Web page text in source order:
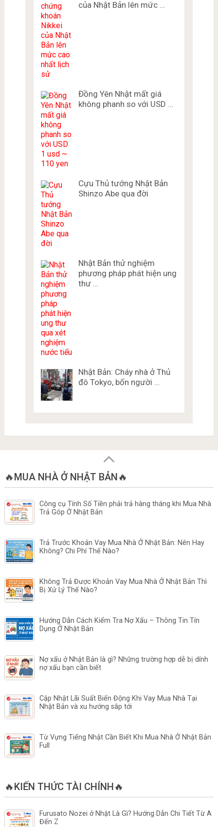
của Nhật Bản lên mức …
Đồng Yên Nhật mất giá
không phanh so với USD …
Cựu Thủ tướng Nhật Bản
Shinzo Abe qua đời
Nhật Bản thử nghiệm
phương pháp phát hiện ung
thư …
Nhật Bản: Cháy nhà ở Thủ
đô Tokyo, bốn người …
🔥MUA NHÀ Ở NHẬT BẢN🔥
Công cụ Tính Số Tiền phải trả hàng tháng khi Mua Nhà
Trả Góp Ở Nhật Bản
Trả Trước Khoản Vay Mua Nhà Ở Nhật Bản: Nên Hay
Không? Chi Phí Thế Nào?
Không Trả Được Khoản Vay Mua Nhà Ở Nhật Bản Thì
Bị Xử Lý Thế Nào?
Hướng Dẫn Cách Kiểm Tra Nợ Xấu – Thông Tin Tín
Dụng Ở Nhật Bản
Nợ xấu ở Nhật Bản là gì? Những trường hợp dễ bị dính
nợ xấu bạn cần biết
Cập Nhật Lãi Suất Biến Động Khi Vay Mua Nhà Tại
Nhật Bản và xu hướng sắp tới
Từ Vựng Tiếng Nhật Cần Biết Khi Mua Nhà Ở Nhật Bản
Full
🔥KIẾN THỨC TÀI CHÍNH🔥
Furusato Nozei ở Nhật Là Gì? Hướng Dẫn Chi Tiết Từ A
Đến Z